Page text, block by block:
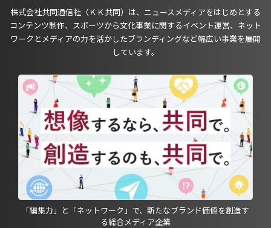
株式会社共同通信社（ＫＫ共同）は、ニュースメディアをはじめとする
コンテンツ制作、スポーツから文化事業に関するイベント運営、ネット
ワークとメディアの力を活かしたブランディングなど幅広い事業を展開
しています。
「編集力」と「ネットワーク」で、新たなブランド価値を創造す
る総合メディア企業